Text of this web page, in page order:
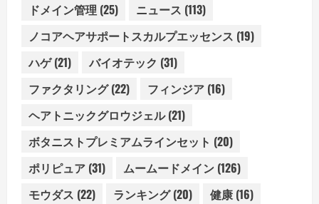
ドメイン管理 (25) ニュース (113)
ノコアヘアサポートスカルプエッセンス (19)
ハゲ(21) バイオテック (31)
ファクタリング(22) フィンジア (16)
ヘアトニックグロウジェル(21)
ボタニストプレミアムラインセット (20)
ポリピュア (31) ムームードメイン (126)
モウダス (22) ランキング(20) 健康 (16)